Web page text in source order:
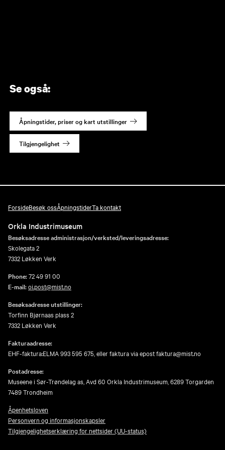
Se også:
Åpningstider, priser og kart utstillinger
Tilgjengelighet
ForsideBesøk ossÅpningstiderTa kontakt
Orkla Industrimuseum
Besøksadresse administrasjon/verksted/leveringsadresse:
Skolegata 2
7332 Løkken Verk
Phone:72 49 91 00
E-mail:oi.post@mist.no
Besøksadresse utstillinger:
Torfinn Bjørnaas plass 2
7332 Løkken Verk
Fakturaadresse:
EHF-faktura:ELMA 993 595 675, eller faktura via epost faktura@mist.no
Postadresse:
Museene i Sør-Trøndelag as, Avd 60 Orkla Industrimuseum, 6289 Torgarden
7489 Trondheim
Åpenhetsloven
Personvern og informasjonskapsler
Tilgjengelighetserklæring for nettsider (UU-status)